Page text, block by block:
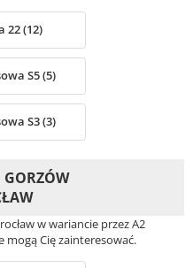
22 (12)
S5 (5)
S3 (3)
GORZÓW
w wariancie przez A2
mogą Cię zainteresować.